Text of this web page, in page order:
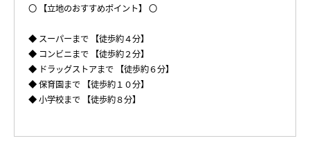
〇 【立地のおすすめポイント】 〇
◆ スーパーまで 【徒歩約４分】
◆ コンビニまで 【徒歩約２分】
◆ ドラッグストアまで 【徒歩約６分】
◆ 保育園まで 【徒歩約１０分】
◆ 小学校まで 【徒歩約８分】